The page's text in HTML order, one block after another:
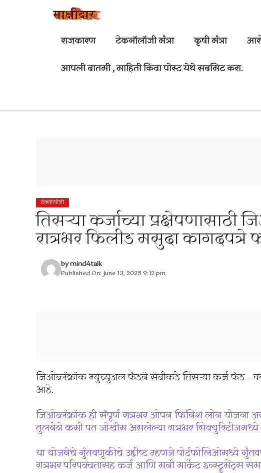
राजकारण टेकनॉलॉजी मंत्रा कृषी मंत्रा
आपली बातमी , माहिती किंवा पोस्ट येथे सबमिट करा.
टेक्नोलॉजी
तिसर्‍या कर्जाच्या
रात्रभर फिलीड मसुदा कागदपत्रे
bymind4talk
Published On: June 13, 2025 9:12 pm
जिओब्लॅक्रॉक म्युच्युअल फंडने सेबीकडे तिसर्‍या कर्ज फंड –
आहे.
जिओब्लॅक्रॉक ही संपूर्ण रात्रभर ओपन फिनिश लोन
तुलनेने कमी पत जोखीम असलेल्या रात्रभर
या योजनेचे गुंतवणूकीचे उद्दीष्ट म्हणजे पोर्टफोलिओमध्ये
रात्रभर परिपक्वतासह कर्ज आणि मनी मार्केट इन्स्ट्रुमेंट्स